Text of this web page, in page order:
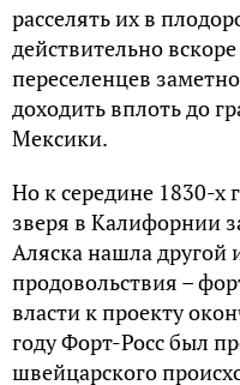
расселять их в
действительно
переселенцев
доходить вплоть до
Мексики.
Но к середине 1830-х
зверя в Калифорнии
Аляска нашла другой
продовольствия –
власти к проекту
году Форт-Росс был
швейцарского